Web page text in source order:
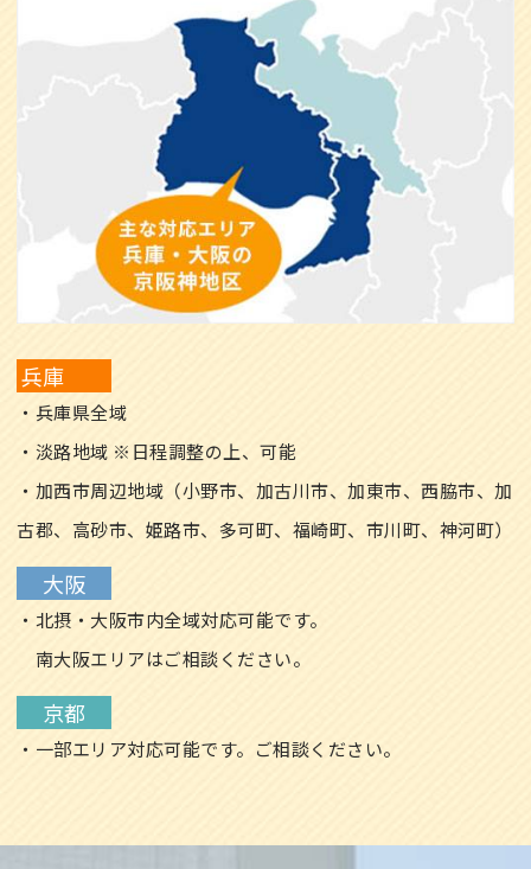
兵庫
・兵庫県全域
・淡路地域 ※日程調整の上、可能
・加西市周辺地域（小野市、加古川市、加東市、西脇市、加
古郡、高砂市、姫路市、多可町、福崎町、市川町、神河町）
大阪
・北摂・大阪市内全域対応可能です。
南大阪エリアはご相談ください。
京都
・一部エリア対応可能です。ご相談ください。